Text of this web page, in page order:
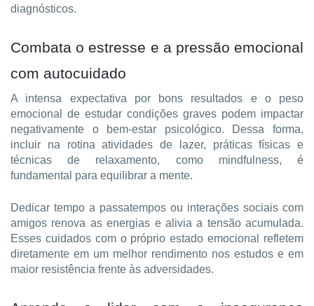
diagnósticos.
Combata o estresse e a pressão emocional
com autocuidado
A intensa expectativa por bons resultados e o peso
emocional de estudar condições graves podem impactar
negativamente o bem-estar psicológico. Dessa forma,
incluir na rotina atividades de lazer, práticas físicas e
técnicas de relaxamento, como mindfulness, é
fundamental para equilibrar a mente.
Dedicar tempo a passatempos ou interações sociais com
amigos renova as energias e alivia a tensão acumulada.
Esses cuidados com o próprio estado emocional refletem
diretamente em um melhor rendimento nos estudos e em
maior resistência frente às adversidades.